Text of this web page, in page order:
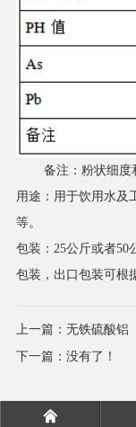
备注：粉状细度
用途：用于饮用水及
等。
包装：25公斤或者50
包装，出口包装可根
上一篇： 无铁硫酸铝
下一篇：没有了！